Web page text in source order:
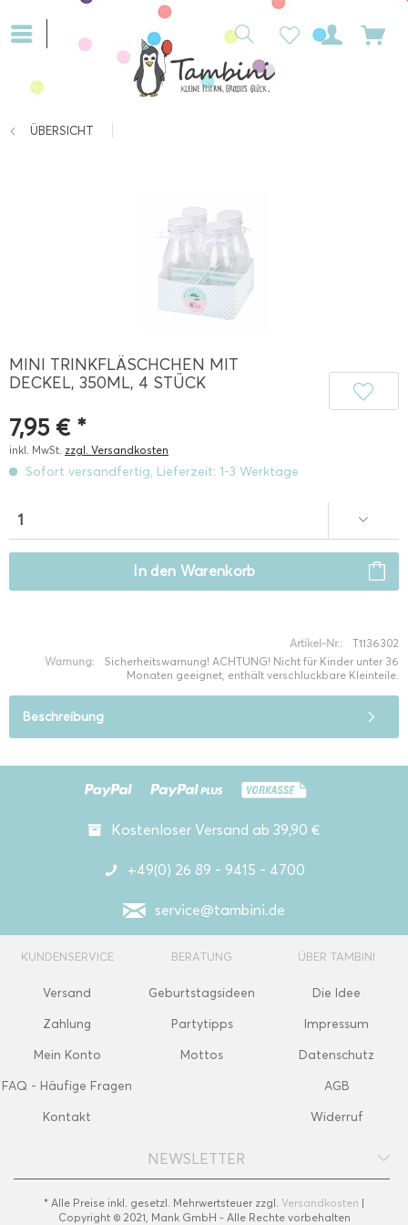
ÜBERSICHT
MINI TRINKFLÄSCHCHEN MIT
DECKEL, 350ML, 4 STÜCK
7,95 € *
inkl. MwSt. zzgl. Versandkosten
Sofort versandfertig, Lieferzeit: 1-3 Werktage
In den Warenkorb
Artikel-Nr.:
T1136302
Warnung:
Sicherheitswarnung! ACHTUNG! Nicht für Kinder unter 36
Monaten geeignet, enthält verschluckbare Kleinteile.
Beschreibung
Kostenloser Versand ab 39,90 €
+49(0) 26 89 - 9415 - 4700
service@tambini.de
KUNDENSERVICE
Versand
Zahlung
Mein Konto
FAQ - Häufige Fragen
Kontakt
BERATUNG
Geburtstagsideen
Partytipps
Mottos
ÜBER TAMBINI
Die Idee
Impressum
Datenschutz
AGB
Widerruf
NEWSLETTER
* Alle Preise inkl. gesetzl. Mehrwertsteuer zzgl. Versandkosten |
Copyright © 2021, Mank GmbH - Alle Rechte vorbehalten